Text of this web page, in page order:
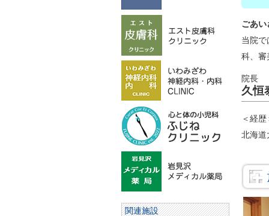
ごあい
当院
科、審
院長
久
＜経歴
北海道
関連施設